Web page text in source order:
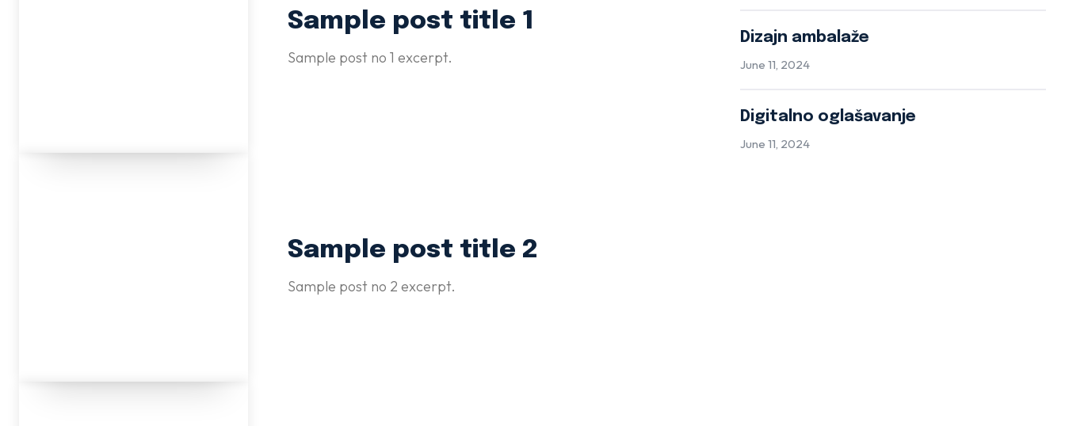
Sample post title 1
Sample post no 1 excerpt.
Sample post title 2
Sample post no 2 excerpt.
Dizajn ambalaže
June 11, 2024
Digitalno oglašavanje
June 11, 2024